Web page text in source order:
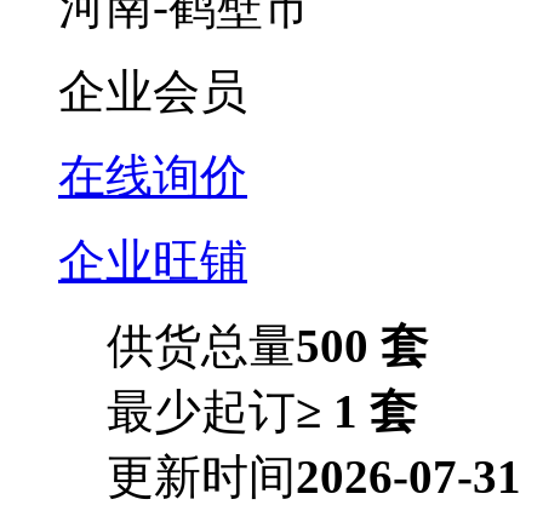
企业会员
在线询价
企业旺铺
供货总量500 套
最少起订≥ 1 套
更新时间2026-07-31